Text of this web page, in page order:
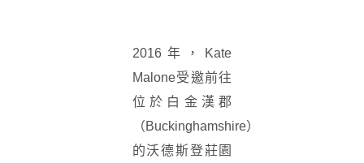
2016年，Kate
Malone受邀前往
位於白金漢郡
（Buckinghamshire）
的沃德斯登莊園